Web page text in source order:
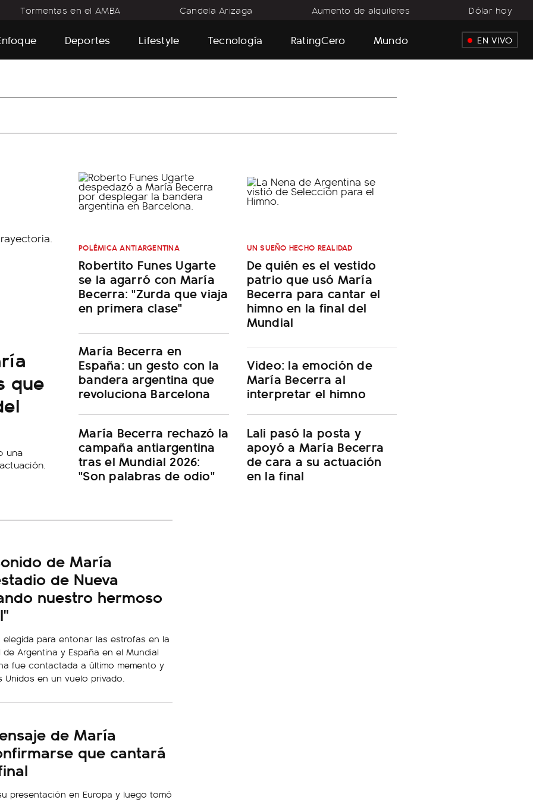
Tormentas en el AMBA Candela Arizaga Aumento de alquileres Dólar hoy
Deportes Lifestyle Tecnología RatingCero Mundo EN VIVO
que
una
POLÉMICA ANTIARGENTINA
Robertito Funes Ugarte
se la agarró con María
Becerra: "Zurda que viaja
en primera clase"
María Becerra en
España: un gesto con la
bandera argentina que
revoluciona Barcelona
María Becerra rechazó la
campaña antiargentina
tras el Mundial 2026:
"Son palabras de odio"
UN SUEÑO HECHO REALIDAD
De quién es el vestido
patrio que usó María
Becerra para cantar el
himno en la final del
Mundial
Video: la emoción de
María Becerra al
interpretar el himno
Lali pasó la posta y
apoyó a María Becerra
de cara a su actuación
en la final
de María
de Nueva
nuestro hermoso
para entonar las estrofas en la
Argentina y España en el Mundial
fue contactada a último memento y
Unidos en un vuelo privado.
de María
que cantará
presentación en Europa y luego tomó